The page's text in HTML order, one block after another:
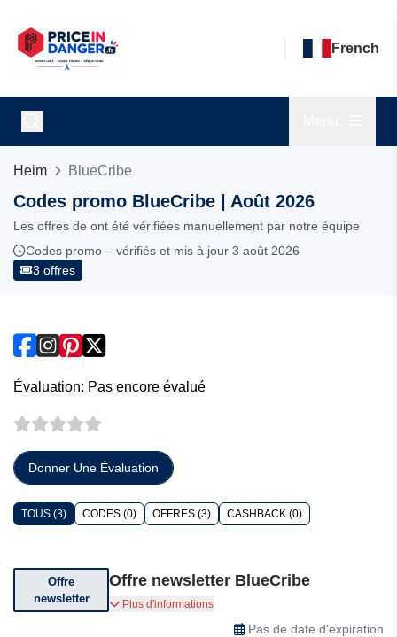
French
Heim BlueCribe
Codes promo BlueCribe | Août 2026
Les offres de ont été vérifiées manuellement par notre équipe
Codes promo – vérifiés et mis à jour 3 août 2026
3 offres
Évaluation: Pas encore évalué
Donner Une Évaluation
TOUS (3) CODES (0) OFFRES (3) CASHBACK (0)
Offre
newsletter
Offre newsletter BlueCribe
Abonnez-vous pour recevoir des offres et des
réductions exceptionnelles !
Plus d'informations
Pas de date d'expiration